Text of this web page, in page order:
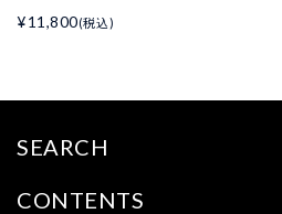
¥11,800(税込)
SEARCH
CONTENTS